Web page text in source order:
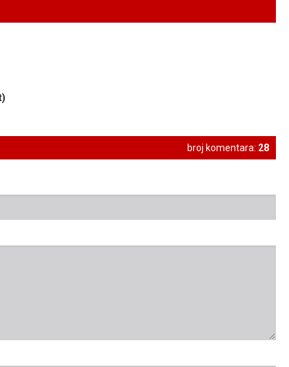
broj komentara: 28